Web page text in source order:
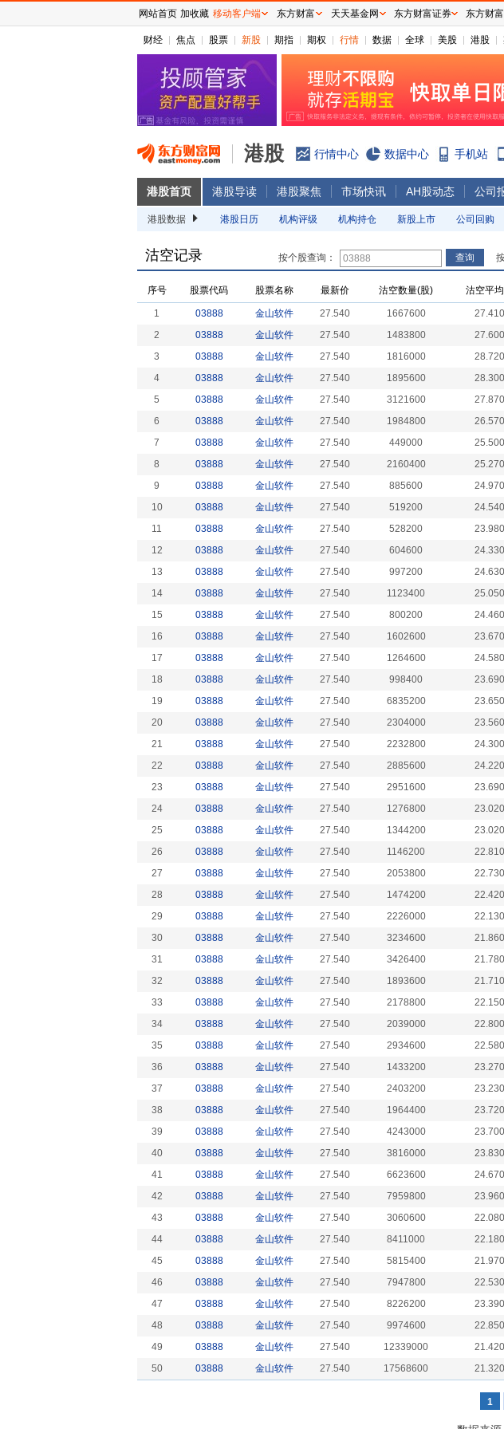
财经 焦点 股票 新股 期指 期权 行情 数据 全球 美股 港股
港股 行情中心 数据中心 手机站
港股首页 港股导读 港股聚焦 市场快讯 AH股动态 公司
港股数据 港股日历 机构评级 机构持仓 新股上市 公司回购
沽空记录 按个股查询：
序号 股票代码 股票名称 最新价 沽空数量(股) 沽空平
1 03888 金山软件 27.540 1667600 27.410
2
03888 金山软件 27.540 1483800 27.600
3
03888 金山软件 27.540 1816000 28.720
4
03888 金山软件 27.540 1895600 28.300
5
03888 金山软件 27.540 3121600 27.870
6
03888 金山软件 27.540 1984800 26.570
7
03888 金山软件 27.540 449000 25.500
8
03888 金山软件 27.540 2160400 25.270
9
03888 金山软件 27.540 885600 24.970
10
03888 金山软件 27.540 519200 24.540
11
03888 金山软件 27.540 528200 23.980
12
03888 金山软件 27.540 604600 24.330
13
03888 金山软件 27.540 997200 24.630
14
03888 金山软件 27.540 1123400 25.050
15
03888 金山软件 27.540 800200 24.460
16
03888 金山软件 27.540 1602600 23.670
17
03888 金山软件 27.540 1264600 24.580
18
03888 金山软件 27.540 998400 23.690
19
03888 金山软件 27.540 6835200 23.650
20
03888 金山软件 27.540 2304000 23.560
21
03888 金山软件 27.540 2232800 24.300
22
03888 金山软件 27.540 2885600 24.220
23
03888 金山软件 27.540 2951600 23.690
24
03888 金山软件 27.540 1276800 23.020
25
03888 金山软件 27.540 1344200 23.020
26
03888 金山软件 27.540 1146200 22.810
27
03888 金山软件 27.540 2053800 22.730
28
03888 金山软件 27.540 1474200 22.420
29
03888 金山软件 27.540 2226000 22.130
30
03888 金山软件 27.540 3234600 21.860
31
03888 金山软件 27.540 3426400 21.780
32
03888 金山软件 27.540 1893600 21.710
33
03888 金山软件 27.540 2178800 22.150
34
03888 金山软件 27.540 2039000 22.800
35
03888 金山软件 27.540 2934600 22.580
36
03888 金山软件 27.540 1433200 23.270
37
03888 金山软件 27.540 2403200 23.230
38
03888 金山软件 27.540 1964400 23.720
39
03888 金山软件 27.540 4243000 23.700
40
03888 金山软件 27.540 3816000 23.830
41
03888 金山软件 27.540 6623600 24.670
42
03888 金山软件 27.540 7959800 23.960
43
03888 金山软件 27.540 3060600 22.080
44
03888 金山软件 27.540 8411000 22.180
45
03888 金山软件 27.540 5815400 21.970
46
03888 金山软件 27.540 7947800 22.530
47
03888 金山软件 27.540 8226200 23.390
48
03888 金山软件 27.540 9974600 22.850
49
03888 金山软件 27.540 12339000 21.420
50
03888 金山软件 27.540 17568600 21.320
1
网站首页 加收藏 移动客户端 东方财富 天天基金网 东方财富证券 东方财